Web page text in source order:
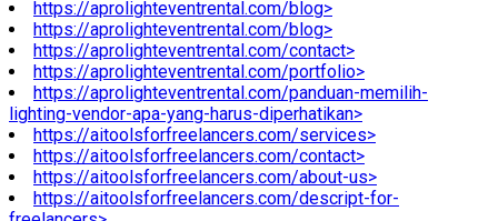
https://aprolighteventrental.com/blog>
https://aprolighteventrental.com/blog>
https://aprolighteventrental.com/contact>
https://aprolighteventrental.com/portfolio>
https://aprolighteventrental.com/panduan-memilih-
lighting-vendor-apa-yang-harus-diperhatikan>
https://aitoolsforfreelancers.com/services>
https://aitoolsforfreelancers.com/contact>
https://aitoolsforfreelancers.com/about-us>
https://aitoolsforfreelancers.com/descript-for-